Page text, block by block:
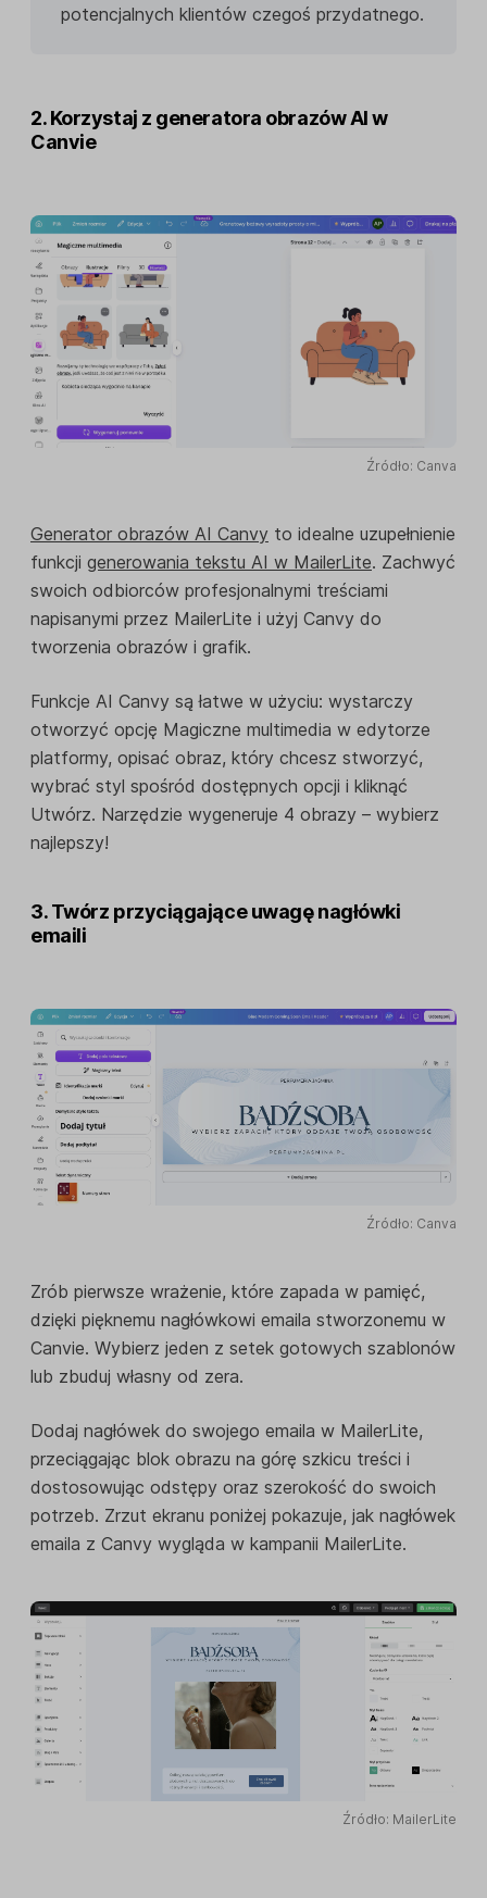
potencjalnych klientów czegoś przydatnego.
2. Korzystaj z generatora obrazów AI w
Canvie
Źródło: Canva
Generator obrazów AI Canvy to idealne uzupełnienie
funkcji generowania tekstu AI w MailerLite. Zachwyć
swoich odbiorców profesjonalnymi treściami
napisanymi przez MailerLite i użyj Canvy do
tworzenia obrazów i grafik.
Funkcje AI Canvy są łatwe w użyciu: wystarczy
otworzyć opcję Magiczne multimedia w edytorze
platformy, opisać obraz, który chcesz stworzyć,
wybrać styl spośród dostępnych opcji i kliknąć
Utwórz. Narzędzie wygeneruje 4 obrazy – wybierz
najlepszy!
3. Twórz przyciągające uwagę nagłówki
emaili
Źródło: Canva
Zrób pierwsze wrażenie, które zapada w pamięć,
dzięki pięknemu nagłówkowi emaila stworzonemu w
Canvie. Wybierz jeden z setek gotowych szablonów
lub zbuduj własny od zera.
Dodaj nagłówek do swojego emaila w MailerLite,
przeciągając blok obrazu na górę szkicu treści i
dostosowując odstępy oraz szerokość do swoich
potrzeb. Zrzut ekranu poniżej pokazuje, jak nagłówek
emaila z Canvy wygląda w kampanii MailerLite.
Źródło: MailerLite